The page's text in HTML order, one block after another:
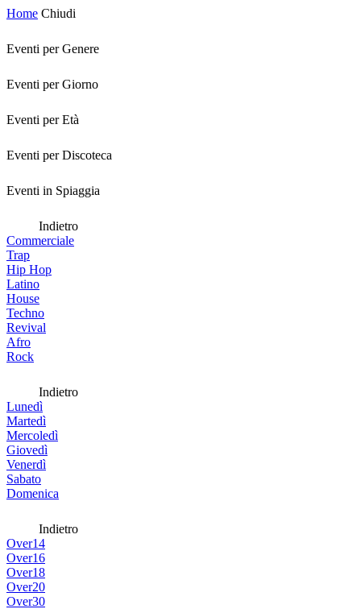
Home Chiudi
Eventi per Genere
Eventi per Giorno
Eventi per Età
Eventi per Discoteca
Eventi in Spiaggia
Indietro
Commerciale
Trap
Hip Hop
Latino
House
Techno
Revival
Afro
Rock
Indietro
Lunedì
Martedì
Mercoledì
Giovedì
Venerdì
Sabato
Domenica
Indietro
Over14
Over16
Over18
Over20
Over30